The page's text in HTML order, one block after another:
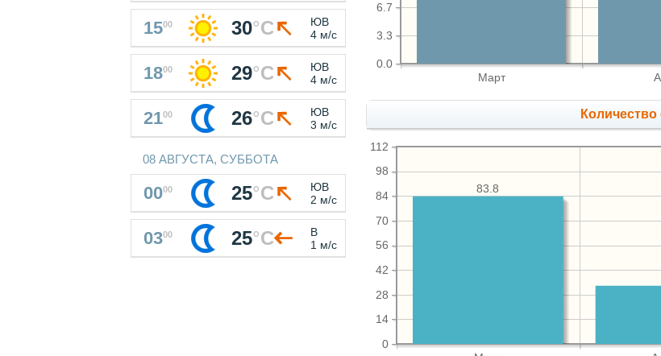
Март
0.0
3.3
6.7
0
14
28
42
56
70
84
98
112
83.8
1500 30°C
ЮВ
4 м/с
1800 29°C
ЮВ
4 м/с
2100 26°C
ЮВ
3 м/с
08 АВГУСТА, СУББОТА
0000 25°C
ЮВ
2 м/с
0300 25°C
В
1 м/с